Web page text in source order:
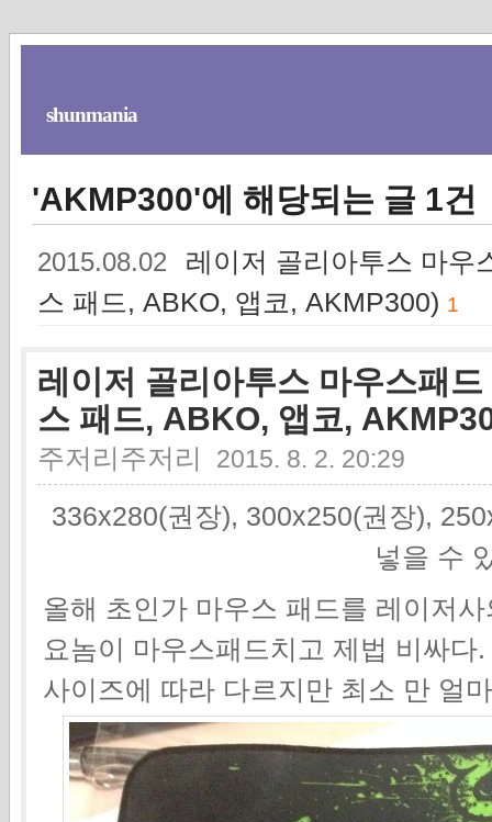
shunmania
'AKMP300'에 해당되는 글 1건
2015.08.02
레이저 골리아투스 마우
스 패드, ABKO, 앱코, AKMP300) 1
레이저 골리아투스 마우스패
스 패드, ABKO, 앱코,
주저리주저리 2015. 8. 2. 20:29
336x280(권장), 300x250(권장),
넣을 수
올해 초인가 마우스 패드를 레이저
요놈이 마우스패드치고 제법 비싸다.
사이즈에 따라 다르지만 최소 만 얼